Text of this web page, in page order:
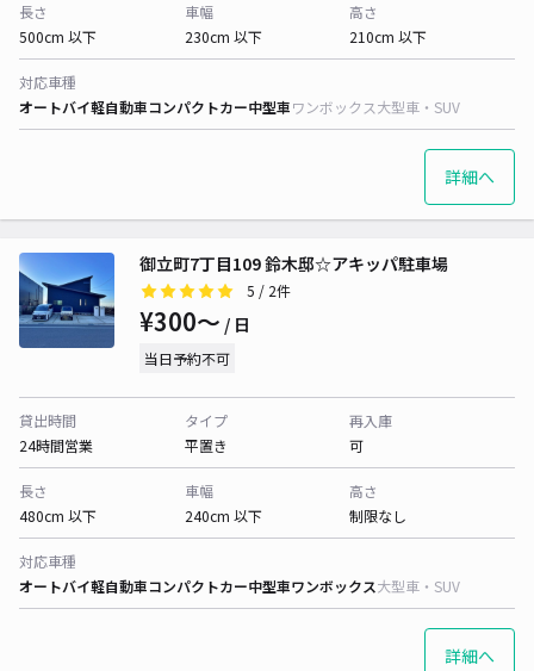
長さ
500cm 以下
車幅
230cm 以下
高さ
210cm 以下
対応車種
オートバイ軽自動車コンパクトカー中型車ワンボックス大型車・SUV
詳細へ
御立町7丁目109 鈴木邸☆アキッパ駐車場
5 / 2件
¥300〜 / 日
当日予約不可
貸出時間
24時間営業
タイプ
平置き
再入庫
可
長さ
480cm 以下
車幅
240cm 以下
高さ
制限なし
対応車種
オートバイ軽自動車コンパクトカー中型車ワンボックス大型車・SUV
詳細へ